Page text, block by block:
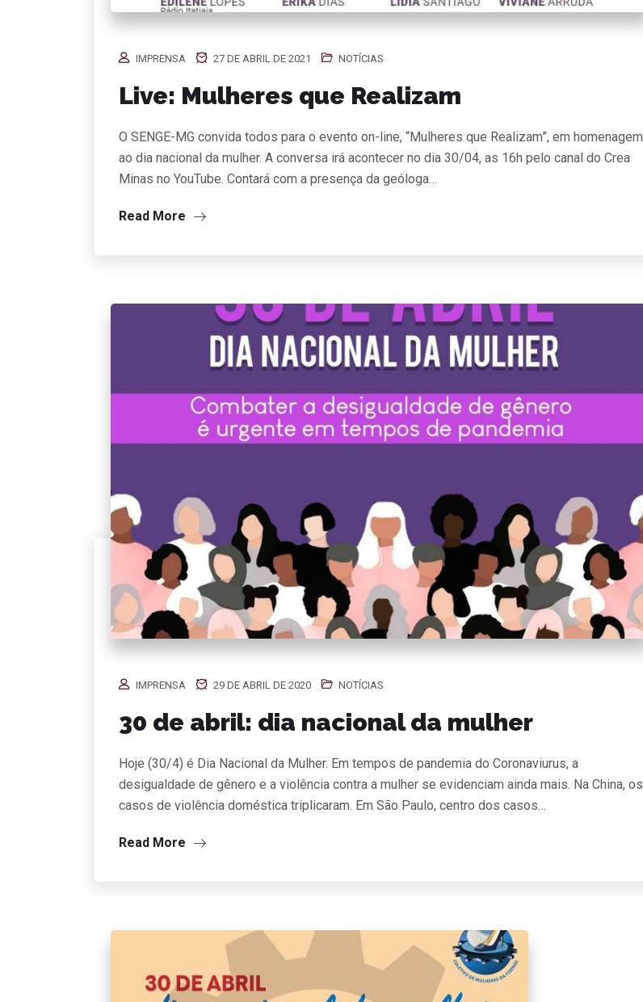
IMPRENSA 27 DE ABRIL DE 2021 NOTÍCIAS
Live: Mulheres que Realizam
O SENGE-MG convida todos para o evento on-line, “Mulheres que Realizam”, em homenagem
ao dia nacional da mulher. A conversa irá acontecer no dia 30/04, as 16h pelo canal do Crea
Minas no YouTube. Contará com a presença da geóloga…
Read More
IMPRENSA 29 DE ABRIL DE 2020 NOTÍCIAS
30 de abril: dia nacional da mulher
Hoje (30/4) é Dia Nacional da Mulher. Em tempos de pandemia do Coronaviurus, a
desigualdade de gênero e a violência contra a mulher se evidenciam ainda mais. Na China, os
casos de violência doméstica triplicaram. Em São Paulo, centro dos casos…
Read More